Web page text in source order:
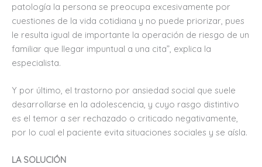
patología la persona se preocupa excesivamente por
cuestiones de la vida cotidiana y no puede priorizar, pues
le resulta igual de importante la operación de riesgo de un
familiar que llegar impuntual a una cita”, explica la
especialista.
Y por último, el trastorno por ansiedad social que suele
desarrollarse en la adolescencia, y cuyo rasgo distintivo
es el temor a ser rechazado o criticado negativamente,
por lo cual el paciente evita situaciones sociales y se aísla.
LA SOLUCIÓN